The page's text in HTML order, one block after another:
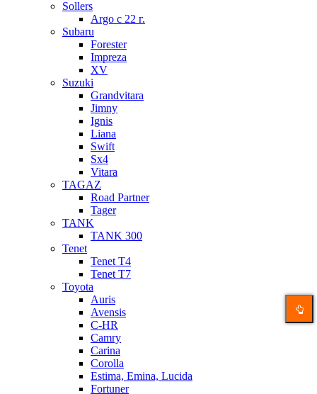
Sollers
Argo с 22 г.
Subaru
Forester
Impreza
XV
Suzuki
Grandvitara
Jimny
Ignis
Liana
Swift
Sx4
Vitara
TAGAZ
Road Partner
Tager
TANK
TANK 300
Tenet
Tenet T4
Tenet T7
Toyota
Auris
Avensis
C-HR
Camry
Carina
Corolla
Estima, Emina, Lucida
Fortuner